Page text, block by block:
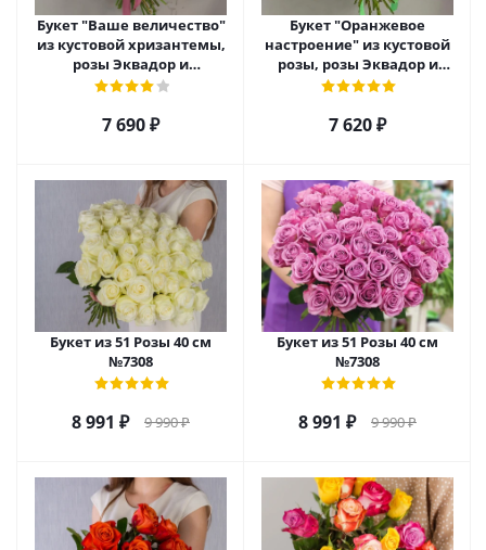
Букет "Ваше величество"
из кустовой хризантемы,
розы Эквадор и
гиперикума арт. 6976
7 690₽
Букет "Оранжевое
настроение" из кустовой
розы, розы Эквадор и
гиперикума арт. 22523
7 620₽
Букет из 51 Розы 40 см
№7308
8 991 ₽ 9 990₽
Букет из 51 Розы 40 см
№7308
8 991 ₽ 9 990₽